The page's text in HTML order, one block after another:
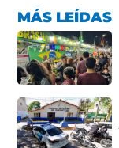
MÁS LEÍDAS